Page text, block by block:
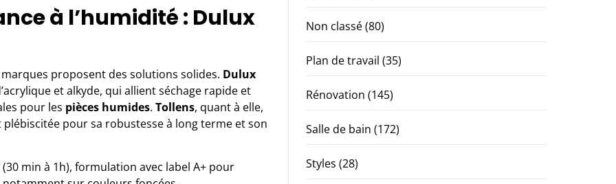
à l’humidité : Dulux
proposent des solutions solides. Dulux
et alkyde, qui allient séchage rapide et
pour les pièces humides. Tollens, quant à elle,
pour sa robustesse à long terme et son
min à 1h), formulation avec label A+ pour
Non classé(80)
Plan de travail (35)
Rénovation (145)
Salle de bain (172)
Styles (28)